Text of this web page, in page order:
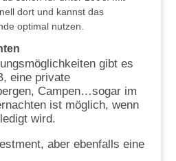
dort und kannst das
optimal nutzen.
gibt es
eine private
Campen…sogar im
ist möglich, wenn
wird.
aber ebenfalls eine